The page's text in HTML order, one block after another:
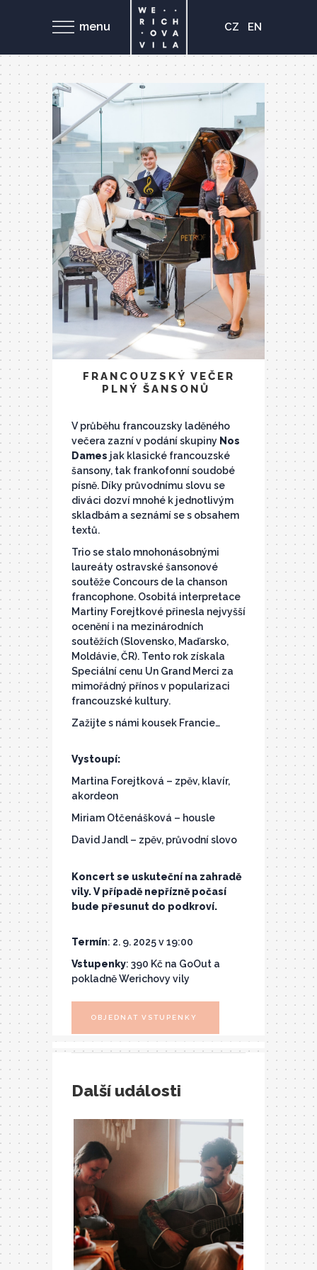
menu CZ EN
FRANCOUZSKÝ VEČER
PLNÝ ŠANSONŮ
V průběhu francouzsky laděného
večera zazní v podání skupiny Nos
Dames jak klasické francouzské
šansony, tak frankofonní soudobé
písně. Díky průvodnímu slovu se
diváci dozví mnohé k jednotlivým
skladbám a seznámí se s obsahem
textů.
Trio se stalo mnohonásobnými
laureáty ostravské šansonové
soutěže Concours de la chanson
francophone. Osobitá interpretace
Martiny Forejtkové přinesla nejvyšší
ocenění i na mezinárodních
soutěžích (Slovensko, Maďarsko,
Moldávie, ČR). Tento rok získala
Speciální cenu Un Grand Merci za
mimořádný přínos v popularizaci
francouzské kultury.
Zažijte s námi kousek Francie…
Vystoupí:
Martina Forejtková – zpěv, klavír,
akordeon
Miriam Otčenášková – housle
David Jandl – zpěv, průvodní slovo
Koncert se uskuteční na zahradě
vily. V případě nepřízně počasí
bude přesunut do podkroví.
Termín: 2. 9. 2025 v 19:00
Vstupenky: 390 Kč na GoOut a
pokladně Werichovy vily
OBJEDNAT VSTUPENKY
Další události